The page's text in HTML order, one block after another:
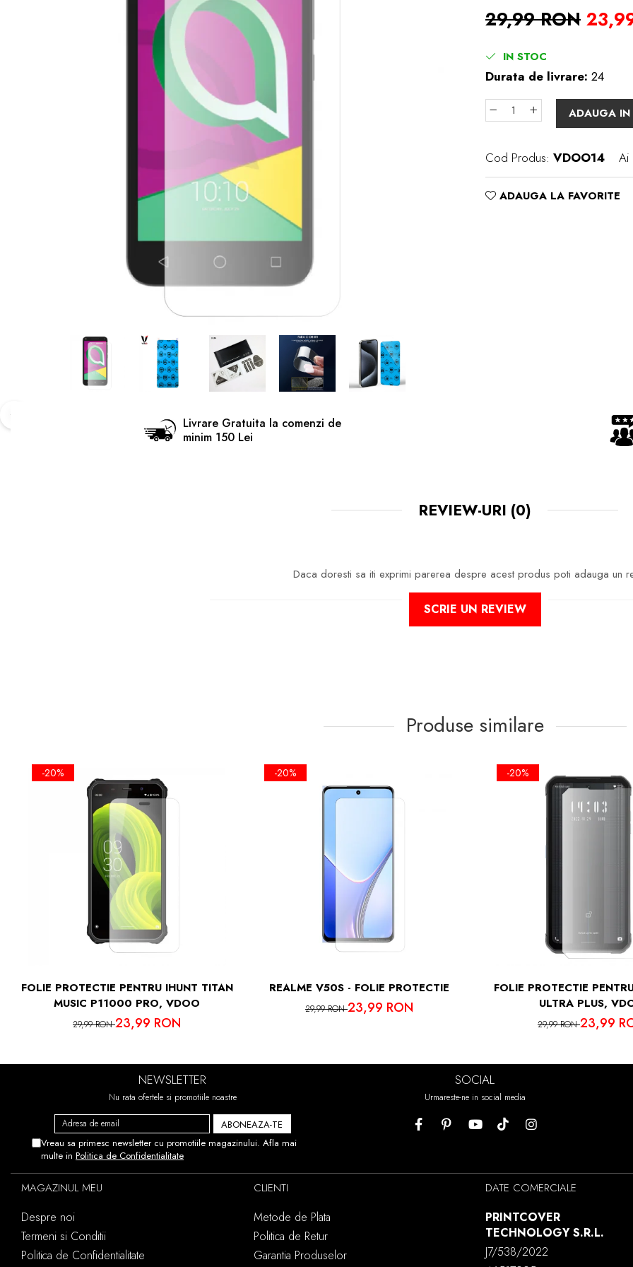
29,99 RON
IN STOC
Durata de livrare: 24
ADAUGA IN
Cod Produs: VDOO14 Ai
ADAUGA LA FAVORITE
Livrare Gratuita la comenzi de
minim 150 Lei
REVIEW-URI (0)
Daca doresti sa iti exprimi parerea despre acest produs poti adauga un
SCRIE UN REVIEW
Produse similare
-20%
FOLIE PROTECTIE PENTRU IHUNT TITAN
MUSIC P11000 PRO, VDOO
29,99 RON23,99 RON
-20%
REALME V50S - FOLIE PROTECTIE
29,99 RON23,99 RON
-20%
FOLIE PROTECTIE
ULTRA PLUS,
29,99 RON23,99
NEWSLETTER
Nu rata ofertele si promotiile noastre
Vreau sa primesc newsletter cu promotiile magazinului. Afla mai
multe in Politica de Confidentialitate
SOCIAL
Urmareste-ne in social media
MAGAZINUL MEU
Despre noi
Termeni si Conditii
Politica de Confidentialitate
CLIENTI
Metode de Plata
Politica de Retur
Garantia Produselor
DATE COMERCIALE
PRINTCOVER
TECHNOLOGY S.R.L.
J7/538/2022